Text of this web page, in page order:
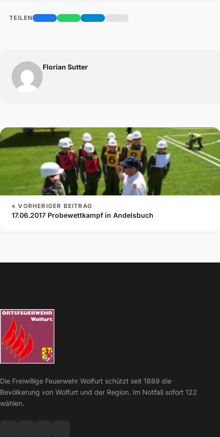
TEILEN
Florian Sutter
« VORHERIGER BEITRAG
17.06.2017 Probewettkampf in Andelsbuch
Die Freiwillige Feuerwehr Wolfurt schützt seit 1889 die
Bevölkerung von Wolfurt und der Region. Im Notfall sofort 122
wählen.